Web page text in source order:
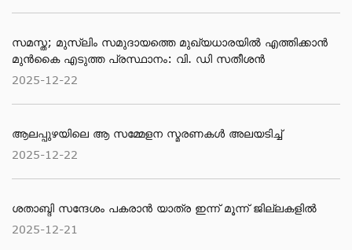
സമസ്ത; മുസ്ലിം സമുദായത്തെ മുഖ്യധാരയിൽ എത്തിക്കാൻ
മുൻകൈ എടുത്ത പ്രസ്ഥാനം: വി. ഡി സതീശൻ
2025-12-22
ആലപ്പുഴയിലെ ആ സമ്മേളന സ്മരണകൾ അലയടിച്ച്
2025-12-22
ശതാബ്ദി സന്ദേശം പകരാൻ യാത്ര ഇന്ന് മൂന്ന് ജില്ലകളിൽ
2025-12-21